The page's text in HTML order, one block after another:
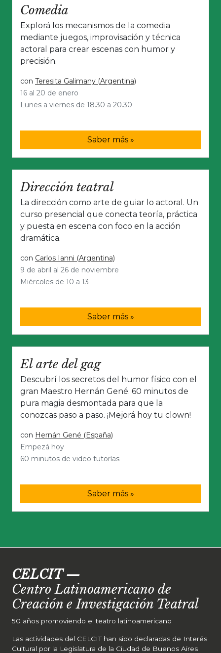
Comedia
Explorá los mecanismos de la comedia
mediante juegos, improvisación y técnica
actoral para crear escenas con humor y
precisión.
con Teresita Galimany (Argentina)
16 al 20 de enero
Lunes a viernes de 18.30 a 20.30
Saber más »
Dirección teatral
La dirección como arte de guiar lo actoral. Un
curso presencial que conecta teoría, práctica
y puesta en escena con foco en la acción
dramática.
con Carlos Ianni (Argentina)
9 de abril al 26 de noviembre
Miércoles de 10 a 13
Saber más »
El arte del gag
Descubrí los secretos del humor físico con el
gran Maestro Hernán Gené. 60 minutos de
pura magia desmontada para que la
conozcas paso a paso. ¡Mejorá hoy tu clown!
con Hernán Gené (España)
Empezá hoy
60 minutos de video tutorías
Saber más »
CELCIT—
Centro Latinoamericano de
Creación e Investigación Teatral
50 años promoviendo el teatro latinoamericano
Las actividades del CELCIT han sido declaradas de Interés
Cultural por la Legislatura de la Ciudad de Buenos Aires